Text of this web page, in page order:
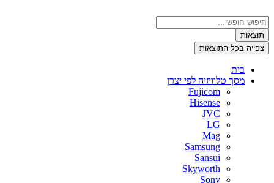
לתוכן
Search
...תוצאות
צפייה בכל התוצאות
בית
מסך טלוויזיה לפי יצרן
Fujicom
Hisense
JVC
LG
Mag
Samsung
Sansui
Skyworth
Sony